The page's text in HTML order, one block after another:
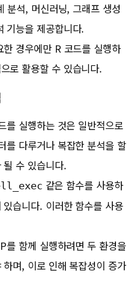
분석, 머신러닝, 그래프 생성
기능을 제공합니다.
경우에만 R 코드를 실행하
로 활용할 수 있습니다.
를 실행하는 것은 일반적으로
를 다루거나 복잡한 분석을 할
될 수 있습니다.
같은 함수를 사용하
습니다. 이러한 함수를 사용
를 함께 실행하려면 두 환경을
며, 이로 인해 복잡성이 증가